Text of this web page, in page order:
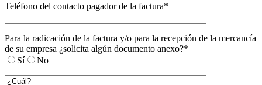
Teléfono del contacto pagador de la factura*
Para la radicación de la factura y/o para la recepción de la mercancía
de su empresa ¿solicita algún documento anexo?*
Sí
No